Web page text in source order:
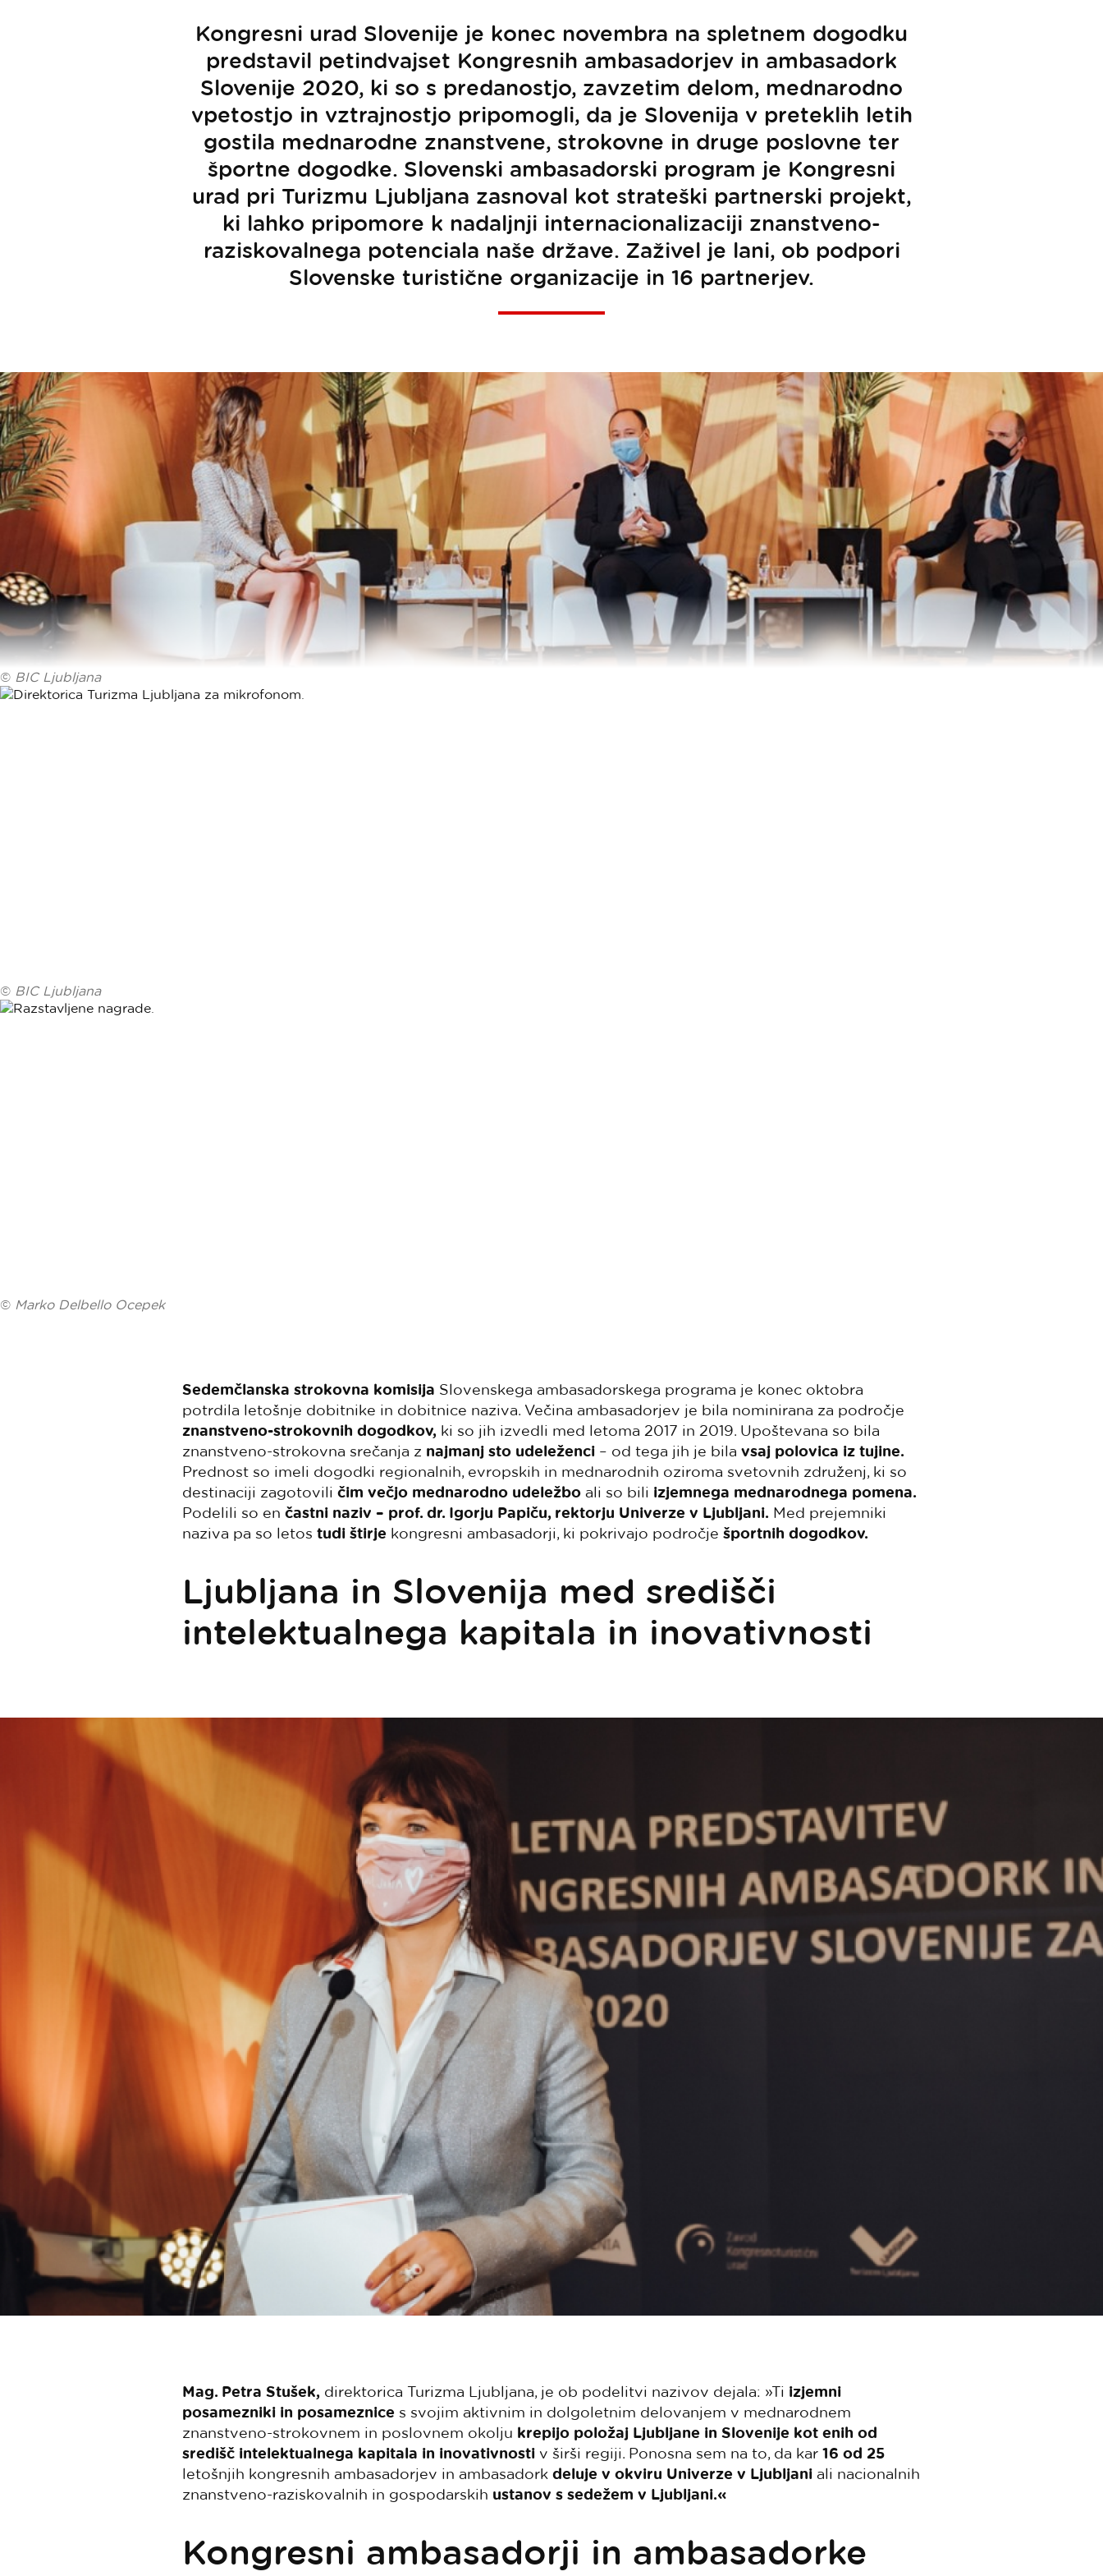
Kongresni urad Slovenije je konec novembra na spletnem dogodku
predstavil petindvajset Kongresnih ambasadorjev in ambasadork
Slovenije 2020, ki so s predanostjo, zavzetim delom, mednarodno
vpetostjo in vztrajnostjo pripomogli, da je Slovenija v preteklih letih
gostila mednarodne znanstvene, strokovne in druge poslovne ter
športne dogodke. Slovenski ambasadorski program je Kongresni
urad pri Turizmu Ljubljana zasnoval kot strateški partnerski projekt,
ki lahko pripomore k nadaljnji internacionalizaciji znanstveno-
raziskovalnega potenciala naše države. Zaživel je lani, ob podpori
Slovenske turistične organizacije in 16 partnerjev.
© BIC Ljubljana
© BIC Ljubljana
© Marko Delbello Ocepek
Sedemčlanska strokovna komisija Slovenskega ambasadorskega programa je konec oktobra
potrdila letošnje dobitnike in dobitnice naziva. Večina ambasadorjev je bila nominirana za področje
znanstveno-strokovnih dogodkov, ki so jih izvedli med letoma 2017 in 2019. Upoštevana so bila
znanstveno-strokovna srečanja z najmanj sto udeleženci – od tega jih je bila vsaj polovica iz tujine.
Prednost so imeli dogodki regionalnih, evropskih in mednarodnih oziroma svetovnih združenj, ki so
destinaciji zagotovili čim večjo mednarodno udeležbo ali so bili izjemnega mednarodnega pomena.
Podelili so en častni naziv – prof. dr. Igorju Papiču, rektorju Univerze v Ljubljani. Med prejemniki
naziva pa so letos tudi štirje kongresni ambasadorji, ki pokrivajo področje športnih dogodkov.
Ljubljana in Slovenija med središči
intelektualnega kapitala in inovativnosti
Mag. Petra Stušek, direktorica Turizma Ljubljana, je ob podelitvi nazivov dejala: »Ti izjemni
posamezniki in posameznice s svojim aktivnim in dolgoletnim delovanjem v mednarodnem
znanstveno-strokovnem in poslovnem okolju krepijo položaj Ljubljane in Slovenije kot enih od
središč intelektualnega kapitala in inovativnosti v širši regiji. Ponosna sem na to, da kar 16 od 25
letošnjih kongresnih ambasadorjev in ambasadork deluje v okviru Univerze v Ljubljani ali nacionalnih
znanstveno-raziskovalnih in gospodarskih ustanov s sedežem v Ljubljani.«
Kongresni ambasadorji in ambasadorke